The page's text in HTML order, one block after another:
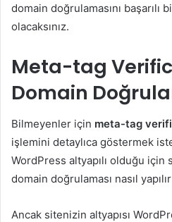
domain doğrulamasını başarılı
olacaksınız.
Meta-tag
Domain
Bilmeyenler için meta-tag
işlemini detaylıca göstermek
WordPress altyapılı olduğu
domain doğrulaması nasıl
Ancak sitenizin altyapısı